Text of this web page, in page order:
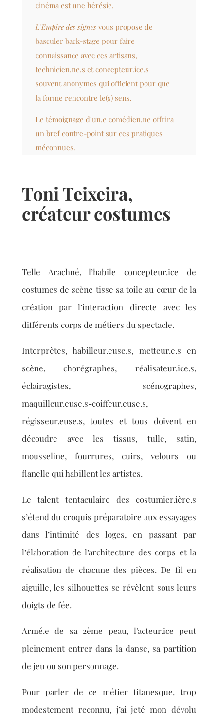
cinéma est une hérésie.
L’Empire des signesvous propose de
basculer back-stage pour faire
connaissance avec ces artisans,
technicien.ne.s et concepteur.ice.s
souvent anonymes qui officient pour que
la forme rencontre le(s) sens.
Le témoignage d’un.e comédien.ne offrira
un bref contre-point sur ces pratiques
méconnues.
Toni Teixeira,
créateur costumes
Telle Arachné, l’habile concepteur.ice de
costumes de scène tisse sa toile au cœur de la
création par l’interaction directe avec les
différents corps de métiers du spectacle.
Interprètes, habilleur.euse.s, metteur.e.s en
scène, chorégraphes, réalisateur.ice.s,
éclairagistes, scénographes,
maquilleur.euse.s-coiffeur.euse.s,
régisseur.euse.s, toutes et tous doivent en
découdre avec les tissus, tulle, satin,
mousseline, fourrures, cuirs, velours ou
flanelle qui habillent les artistes.
Le talent tentaculaire des costumier.ière.s
s’étend du croquis préparatoire aux essayages
dans l’intimité des loges, en passant par
l’élaboration de l’architecture des corps et la
réalisation de chacune des pièces. De fil en
aiguille, les silhouettes se révèlent sous leurs
doigts de fée.
Armé.e de sa 2ème peau, l’acteur.ice peut
pleinement entrer dans la danse, sa partition
de jeu ou son personnage.
Pour parler de ce métier titanesque, trop
modestement reconnu, j’ai jeté mon dévolu